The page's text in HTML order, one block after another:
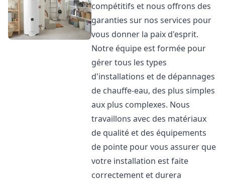
compétitifs et nous offrons des
garanties sur nos services pour
vous donner la paix d'esprit.
Notre équipe est formée pour
gérer tous les types
d'installations et de dépannages
de chauffe-eau, des plus simples
aux plus complexes. Nous
travaillons avec des matériaux
de qualité et des équipements
de pointe pour vous assurer que
votre installation est faite
correctement et durera